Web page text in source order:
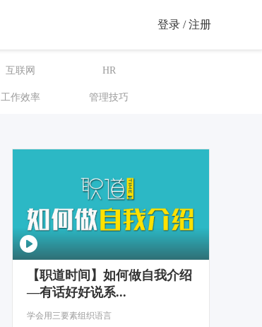
登录 / 注册
互联网 HR
工作效率 管理技巧
【职道时间】如何做自我介绍
—有话好好说系...
学会用三要素组织语言